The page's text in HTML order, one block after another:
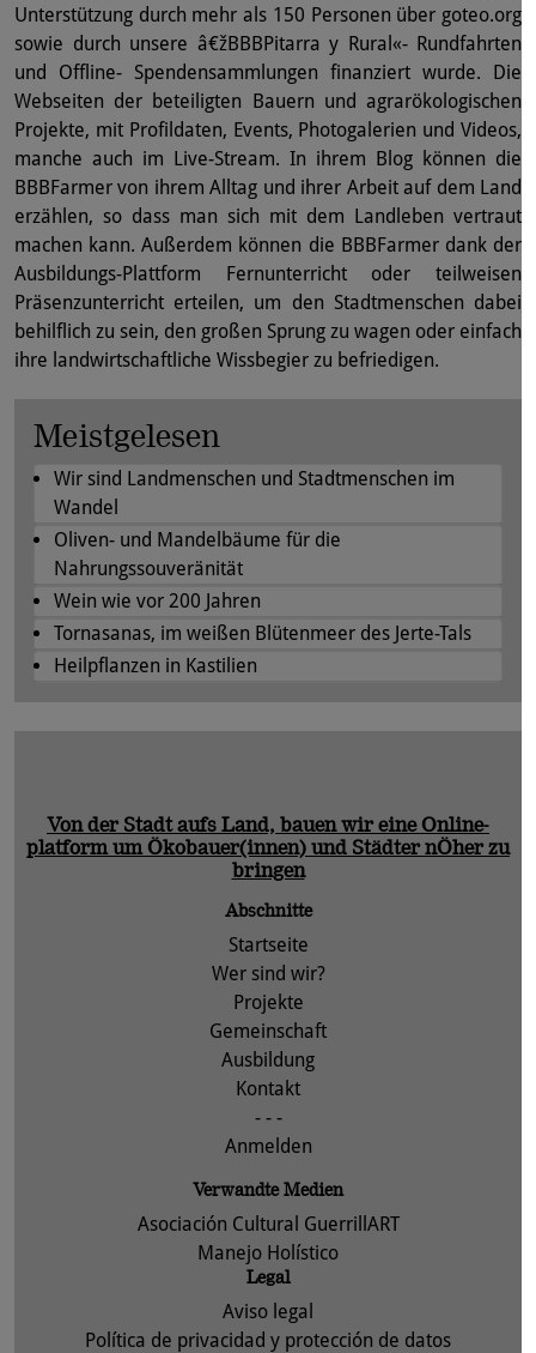
Unterstützung durch mehr als 150 Personen über goteo.org
sowie durch unsere â€žBBBPitarra y Rural«- Rundfahrten
und Offline- Spendensammlungen finanziert wurde. Die
Webseiten der beteiligten Bauern und agrarökologischen
Projekte, mit Profildaten, Events, Photogalerien und Videos,
manche auch im Live-Stream. In ihrem Blog können die
BBBFarmer von ihrem Alltag und ihrer Arbeit auf dem Land
erzählen, so dass man sich mit dem Landleben vertraut
machen kann. Außerdem können die BBBFarmer dank der
Ausbildungs-Plattform Fernunterricht oder teilweisen
Präsenzunterricht erteilen, um den Stadtmenschen dabei
behilflich zu sein, den großen Sprung zu wagen oder einfach
ihre landwirtschaftliche Wissbegier zu befriedigen.
Meistgelesen
Wir sind Landmenschen und Stadtmenschen im
Wandel
Oliven- und Mandelbäume für die
Nahrungssouveränität
Wein wie vor 200 Jahren
Tornasanas, im weißen Blütenmeer des Jerte-Tals
Heilpflanzen in Kastilien
Von der Stadt aufs Land, bauen wir eine Online-
platform um Ökobauer(innen) und Städter nÖher zu
bringen
Abschnitte
Startseite
Wer sind wir?
Projekte
Gemeinschaft
Ausbildung
Kontakt
- - -
Anmelden
Verwandte Medien
Asociación Cultural GuerrillART
Manejo Holístico
Legal
Aviso legal
Política de privacidad y protección de datos